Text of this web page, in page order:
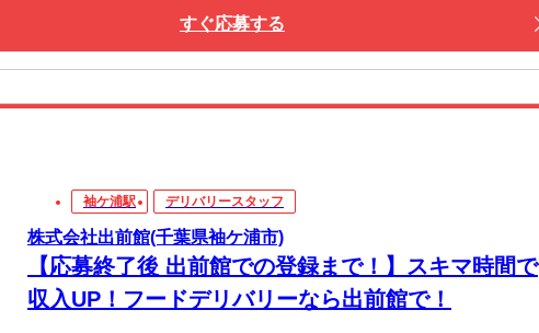
すぐ応募する
袖ケ浦駅 デリバリースタッフ
株式会社出前館(千葉県袖ケ浦市)
【応募終了後 出前館での登録まで！】スキマ時間で
収入UP！フードデリバリーなら出前館で！